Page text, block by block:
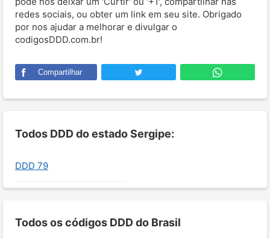
redes sociais, ou obter um link em seu site. Obrigado
por nos ajudar a melhorar e divulgar o
codigosDDD.com.br!
Compartilhar
Todos DDD do estado Sergipe:
DDD 79
Todos os códigos DDD do Brasil